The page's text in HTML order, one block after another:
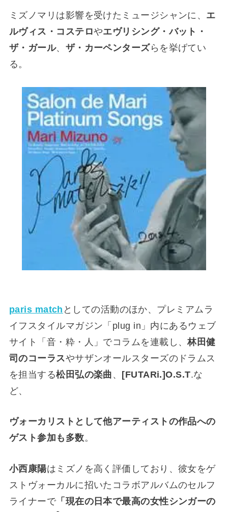
ミズノマリは影響を受けたミュージシャンに、 エ
ルヴィス・コステロやエヴリシング・バット・
ザ・ガール、 ザ・カーペンターズらを挙げてい
る。
paris match としての活動のほか、プレミアムラ
イフスタイルマガジン「plug in」内にあるウェブ
サイト「音・粋・人」でコラムを連載し、林田健
司のコーラスやサザンオールスターズのドラムス
を担当する松田弘の楽曲 、 [FUTARi.]O.S.T.な
ど、
ヴォーカリストとして他アーティストの作品への
ゲスト参加も多数。
小西康陽はミズノを高く評価しており、彼女をゲ
ストヴォーカルに招いたコラボアルバムのセルフ
ライナーで「現在の日本で最高の女性シンガーの